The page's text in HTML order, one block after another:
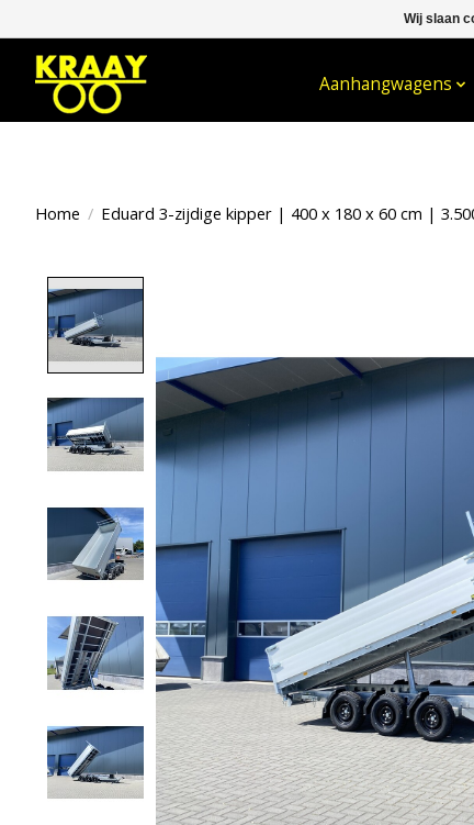
Aanhangwagens
Home / Eduard 3-zijdige kipper | 400 x 180 x 60 cm |
Wij slaan